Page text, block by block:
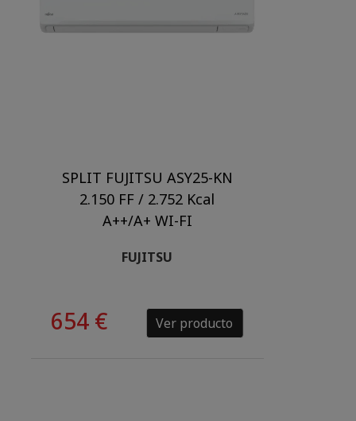
SPLIT FUJITSU ASY25-KN
2.150 FF / 2.752 Kcal
A++/A+ WI-FI
FUJITSU
654 € Ver producto